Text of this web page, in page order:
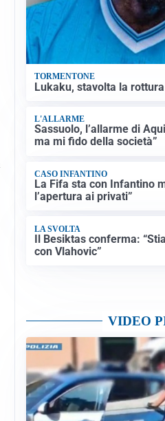
TORMENTONE
Lukaku, stavolta la
L'ALLARME
Sassuolo, l’allarme di
ma mi fido della società”
CASO INFANTINO
La Fifa sta con Infantino
l’apertura ai privati”
LA SVOLTA
Il Besiktas conferma:
con Vlahovic”
VIDEO